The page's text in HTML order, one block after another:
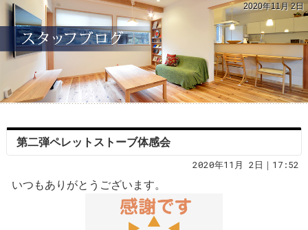
2020年11月 2日
第二弾ペレットストーブ体感会
2020年11月 2日｜17:52
いつもありがとうございます。